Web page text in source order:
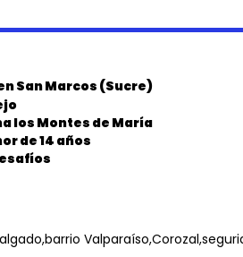
San Marcos (Sucre)
los Montes de María
de 14 años
barrio Valparaíso Corozal